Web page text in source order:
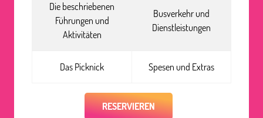
Die beschriebenen
Führungen und
Aktivitäten
Busverkehr und
Dienstleistungen
Das Picknick Spesen und Extras
RESERVIEREN